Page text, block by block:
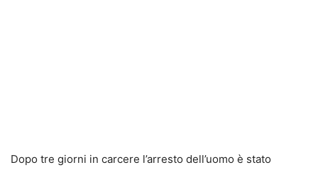
Dopo tre giorni in carcere l’arresto dell’uomo è stato